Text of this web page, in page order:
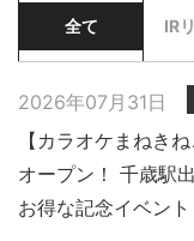
全て IR
2026年07月31日
【カラオケまねき
オープン！ 千歳駅
お得な記念イベント